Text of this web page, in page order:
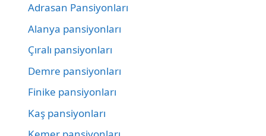
Adrasan Pansiyonları
Alanya pansiyonları
Çıralı pansiyonları
Demre pansiyonları
Finike pansiyonları
Kaş pansiyonları